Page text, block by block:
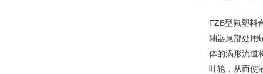
FZB型氟塑料
轴器尾部处用
体的涡形流道
叶轮，从而使